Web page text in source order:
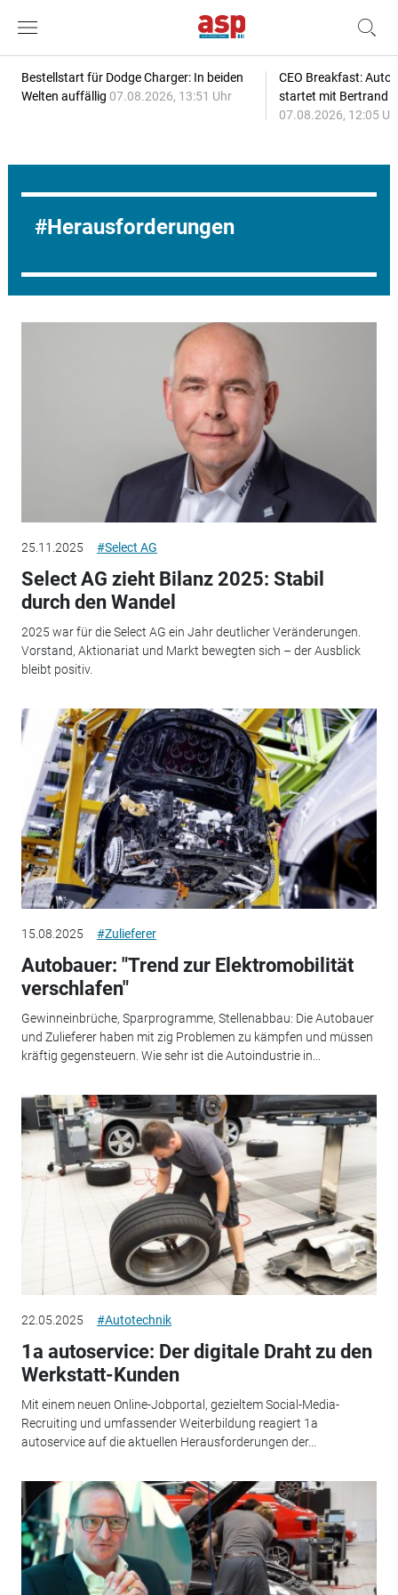
Bestellstart für Dodge Charger: In beiden
Welten auffällig 07.08.2026, 13:51 Uhr
CEO Breakfast:
startet mit Bertrand
07.08.2026, 12:05
Herausforderungen
25.11.2025 #Select AG
Select AG zieht Bilanz 2025: Stabil
durch den Wandel
2025 war für die Select AG ein Jahr deutlicher Veränderungen.
Vorstand, Aktionariat und Markt bewegten sich – der Ausblick
bleibt positiv.
15.08.2025 #Zulieferer
Autobauer: "Trend zur Elektromobilität
verschlafen"
Gewinneinbrüche, Sparprogramme, Stellenabbau: Die Autobauer
und Zulieferer haben mit zig Problemen zu kämpfen und müssen
kräftig gegensteuern. Wie sehr ist die Autoindustrie in...
22.05.2025 #Autotechnik
1a autoservice: Der digitale Draht zu den
Werkstatt-Kunden
Mit einem neuen Online-Jobportal, gezieltem Social-Media-
Recruiting und umfassender Weiterbildung reagiert 1a
autoservice auf die aktuellen Herausforderungen der...